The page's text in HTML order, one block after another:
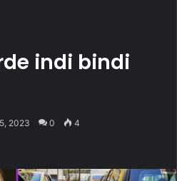
indi bindi
2023 0 4